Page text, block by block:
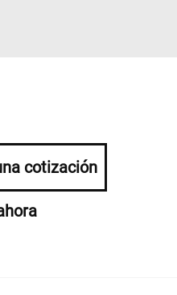
cotización